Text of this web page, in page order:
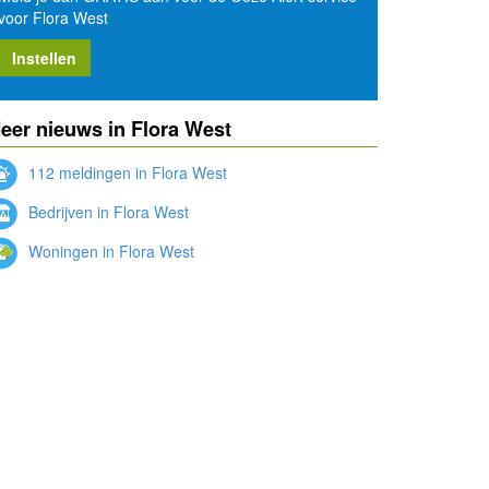
Flora West
Instellen
nieuws in Flora West
112 meldingen in Flora West
Bedrijven in Flora West
Woningen in Flora West